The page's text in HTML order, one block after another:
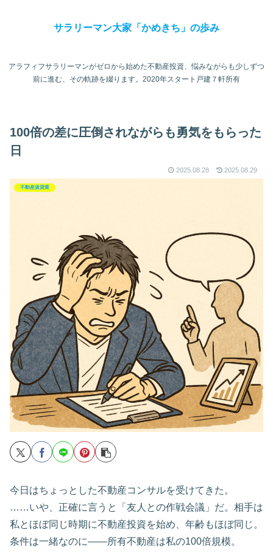
サラリーマン大家「かめきち」の歩み
アラフィフサラリーマンがゼロから始めた不動産投資、悩みながらも少しずつ
前に進む、その軌跡を綴ります。2020年スタート戸建７軒所有
100倍の差に圧倒されながらも勇気をもらった
日
2025.08.28 2025.08.29
不動産賃貸業
今日はちょっとした不動産コンサルを受けてきた。
……いや、正確に言うと「友人との作戦会議」だ。相手は
私とほぼ同じ時期に不動産投資を始め、年齢もほぼ同じ。
条件は一緒なのに――所有不動産は私の100倍規模。